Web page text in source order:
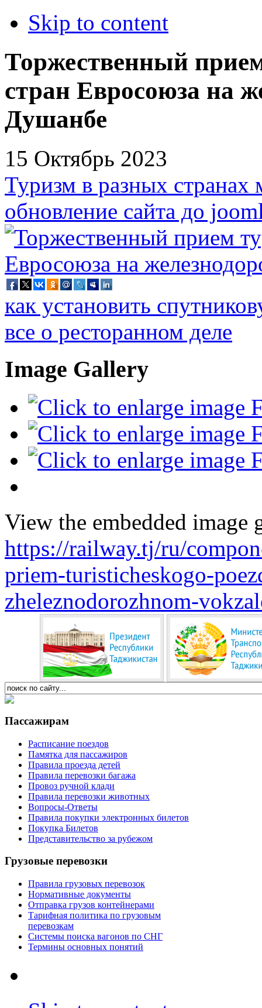
Skip to content
Торжественный прием
стран Евросоюза на
Душанбе
15 Октябрь 2023
Туризм в разных странах
обновление сайта до
как установить
все о ресторанном деле
Image Gallery
View the embedded image
https://railway.tj/ru/
priem-turisticheskogo-
zheleznodorozhnom-
Пассажирам
Расписание поездов
Памятка для пассажиров
Правила проезда детей
Правила перевозки багажа
Провоз ручной клади
Правила перевозки животных
Вопросы-Ответы
Правила покупки электронных билетов
Покупка Билетов
Представительство за рубежом
Грузовые перевозки
Правила грузовых перевозок
Нормативные документы
Отправка грузов контейнерами
Тарифная политика по грузовым
перевозкам
Системы поиска вагонов по СНГ
Термины основных понятий